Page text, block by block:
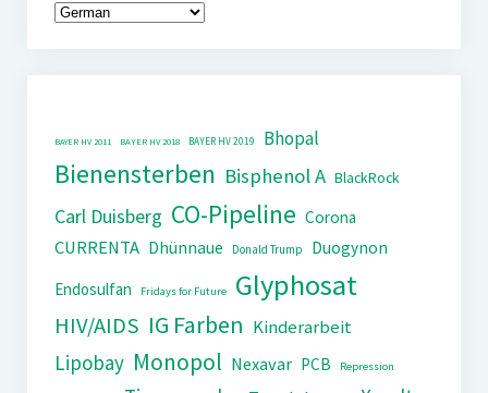
BAYER HV 2011 BAYER HV 2018 BAYER HV 2019 Bhopal
Bienensterben Bisphenol A BlackRock
Carl Duisberg CO-Pipeline Corona
CURRENTA Dhünnaue Donald Trump
Duogynon
Endosulfan
Fridays for Future Glyphosat
HIV/AIDS IG Farben Kinderarbeit
Lipobay Monopol Nexavar PCB Repression